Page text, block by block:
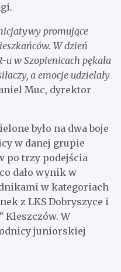
promujące
W dzień
u w Szopienicach pękała
a emocje udzielały
Muc, dyrektor
było na dwa boje
w danej grupie
po trzy podejścia
dało wynik w
w kategoriach
z LKS Dobryszyce i
Kleszczów. W
juniorskiej